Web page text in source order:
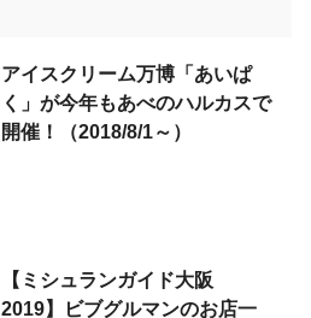
アイスクリーム万博「あいぱ
く」が今年もあべのハルカスで
開催！（2018/8/1～）
【ミシュランガイド大阪
2019】ビブグルマンのお店一